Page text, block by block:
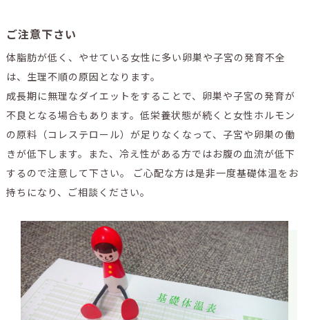
ご注意下さい
体脂肪が低く、やせている女性に多い卵巣や子宮の発育不全
は、生理不順の原因となります。
成長期に無理なダイエットをすることで、卵巣や子宮の発育が
不良となる場合もあります。低栄養状態が続くと女性ホルモン
の原料（コレステロール）が足りなくなって、子宮や卵巣の働
きが低下します。また、冷え性がある方ではお腹の血流が低下
するので注意して下さい。 ご心配な方は是非一度基礎体温をお
持ちになり、ご相談ください。